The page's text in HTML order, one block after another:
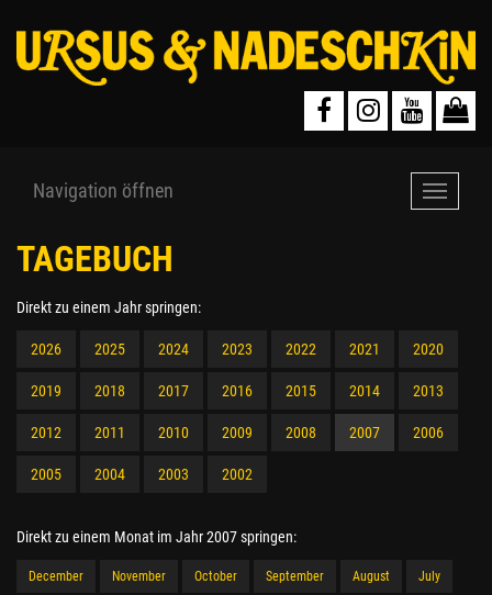
Navigation öffnen
TAGEBUCH
Direkt zu einem Jahr springen:
2026 2025 2024 2023 2022 2021 2020
2019 2018 2017 2016 2015 2014 2013
2012 2011 2010 2009 2008 2007 2006
2005 2004 2003 2002
Direkt zu einem Monat im Jahr 2007 springen:
December November October September August July